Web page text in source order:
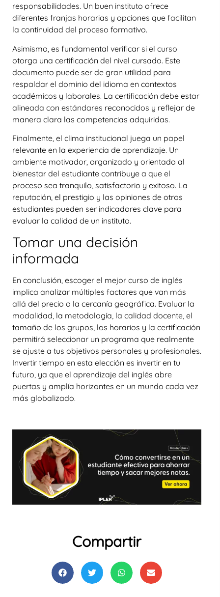
responsabilidades. Un buen instituto ofrece
diferentes franjas horarias y opciones que facilitan
la continuidad del proceso formativo.
Asimismo, es fundamental verificar si el curso
otorga una certificación del nivel cursado. Este
documento puede ser de gran utilidad para
respaldar el dominio del idioma en contextos
académicos y laborales. La certificación debe estar
alineada con estándares reconocidos y reflejar de
manera clara las competencias adquiridas.
Finalmente, el clima institucional juega un papel
relevante en la experiencia de aprendizaje. Un
ambiente motivador, organizado y orientado al
bienestar del estudiante contribuye a que el
proceso sea tranquilo, satisfactorio y exitoso. La
reputación, el prestigio y las opiniones de otros
estudiantes pueden ser indicadores clave para
evaluar la calidad de un instituto.
Tomar una decisión
informada
En conclusión, escoger el mejor curso de inglés
implica analizar múltiples factores que van más
allá del precio o la cercanía geográfica. Evaluar la
modalidad, la metodología, la calidad docente, el
tamaño de los grupos, los horarios y la certificación
permitirá seleccionar un programa que realmente
se ajuste a tus objetivos personales y profesionales.
Invertir tiempo en esta elección es invertir en tu
futuro, ya que el aprendizaje del inglés abre
puertas y amplía horizontes en un mundo cada vez
más globalizado.
Compartir